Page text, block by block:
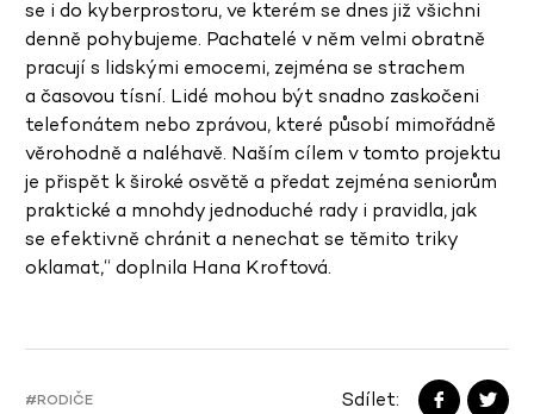
se i do kyberprostoru, ve kterém se dnes již všichni
denně pohybujeme. Pachatelé v něm velmi obratně
pracují s lidskými emocemi, zejména se strachem
a časovou tísní. Lidé mohou být snadno zaskočeni
telefonátem nebo zprávou, které působí mimořádně
věrohodně a naléhavě. Naším cílem v tomto projektu
je přispět k široké osvětě a předat zejména seniorům
praktické a mnohdy jednoduché rady i pravidla, jak
se efektivně chránit a nenechat se těmito triky
oklamat,“ doplnila Hana Kroftová.
#RODIČE Sdílet: